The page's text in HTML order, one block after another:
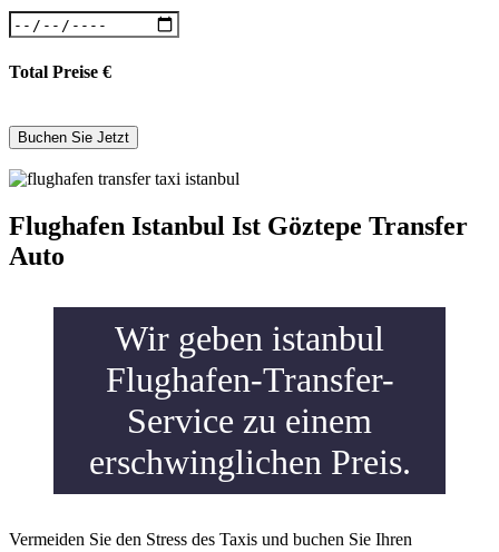
Total Preise €
Flughafen Istanbul Ist Göztepe Transfer
Auto
Wir geben istanbul
Flughafen-Transfer-
Service zu einem
erschwinglichen Preis.
Vermeiden Sie den Stress des Taxis und buchen Sie Ihren